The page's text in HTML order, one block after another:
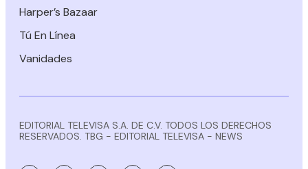
Harper’s Bazaar
Tú En Línea
Vanidades
EDITORIAL TELEVISA S.A. DE C.V. TODOS LOS DERECHOS
RESERVADOS. TBG - EDITORIAL TELEVISA - NEWS